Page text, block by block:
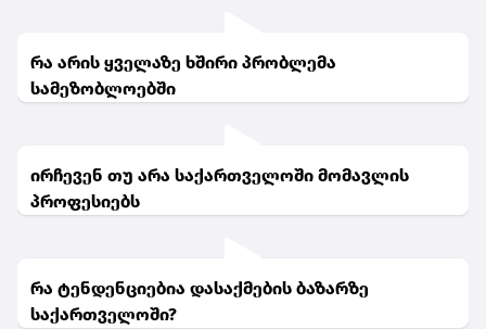
რა არის ყველაზე ხშირი პრობლემა
სამეზობლოებში
ირჩევენ თუ არა საქართველოში მომავლის
პროფესიებს
რა ტენდენციებია დასაქმების ბაზარზე
საქართველოში?